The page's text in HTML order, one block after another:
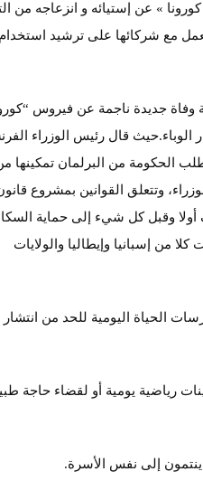
» عن إستيائه و انزعاجه من
مع شركائها على ترشيد استخدام
أعلنت فرنسا اليوم عن حالة طوارئ الصحية في البلاد بعد إحصائها ل186 حالة وفاة جديدة ناجمة عن
الحكومة من البرلمان تمكينها
وتتعلق القوانين بمشروع
وقبل كل شيء إلى حماية
من إسبانيا وإيطاليا والولايات
الحياة اليومية للحد من انتشار
رياضية يومية أو لقضاء حاجة
ينتمون إلى نفس الأسرة.